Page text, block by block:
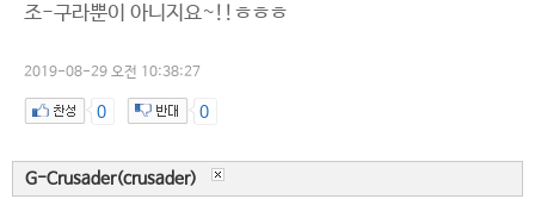
조-구라뿐이 아니지요~!!ㅎㅎㅎ
2019-08-29 오전 10:38:27
0 0
G-Crusader(crusader)